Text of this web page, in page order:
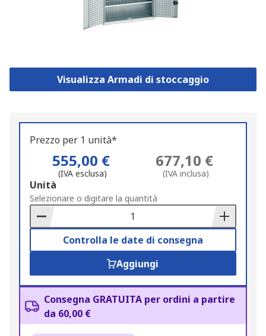
Visualizza Armadi di stoccaggio
Prezzo per 1 unità*
555,00 €
(IVA esclusa)
677,10 €
(IVA inclusa)
Add
to
Basket
Unità
Selezionare o digitare la quantità
Controlla le date di consegna
Aggiungi
Consegna GRATUITA per ordini a partire
da 60,00 €